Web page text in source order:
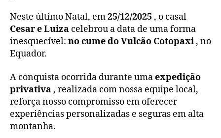
Neste último Natal, em25/12/2025 , o casal
Cesar e Luiza celebrou a data de uma forma
inesquecível: no cume do Vulcão Cotopaxi , no
Equador.
A conquista ocorrida durante umaexpedição
privativa , realizada com nossa equipe local,
reforça nosso compromisso em oferecer
experiências personalizadas e seguras em alta
montanha.